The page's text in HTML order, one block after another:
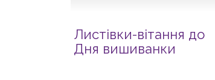
Листівки-вітання до
Дня вишиванки